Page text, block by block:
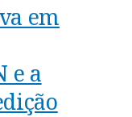
em
e a